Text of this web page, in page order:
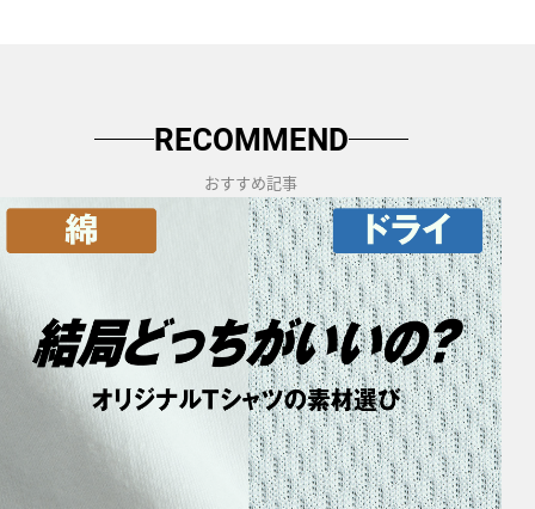
RECOMMEND
おすすめ記事